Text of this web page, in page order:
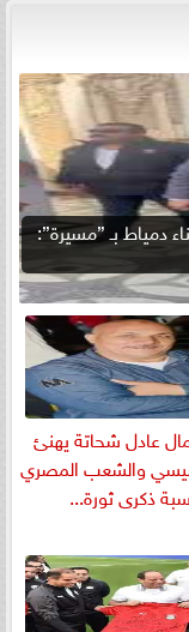
دمياط بـ ”مسيرة”:
عادل شحاتة يهنئ
والشعب المصري
ذكرى ثورة...